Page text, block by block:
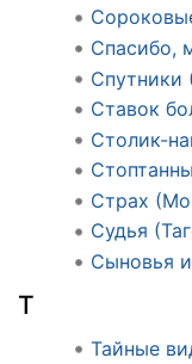
Спасибо,
Спутники
Ставок
Столик-
Страх
Судья
Сыновья
Т
Тайные